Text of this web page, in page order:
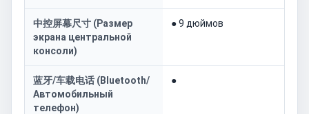
中控屏幕尺寸 (Размер
экрана центральной
консоли)
● 9 дюймов
蓝牙/车载电话 (Bluetooth/
Автомобильный
телефон)
●